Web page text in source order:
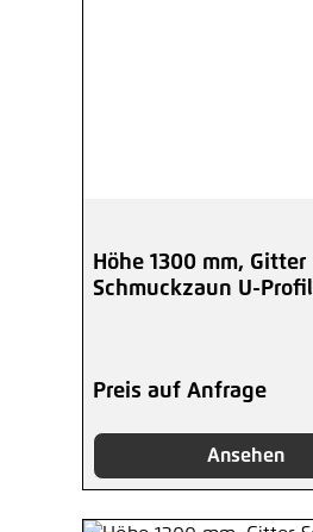
Höhe 1300 mm, Gitter
Schmuckzaun U-Profil
Preis auf Anfrage
Ansehen